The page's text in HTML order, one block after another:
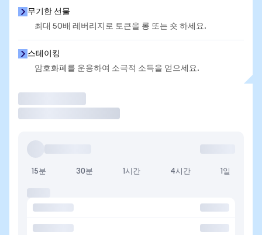
무기한 선물
최대 50배 레버리지로 토큰을 롱 또는 숏 하세요.
스테이킹
암호화폐를 운용하여 소극적 소득을 얻으세요.
15분 30분 1시간 4시간 1일